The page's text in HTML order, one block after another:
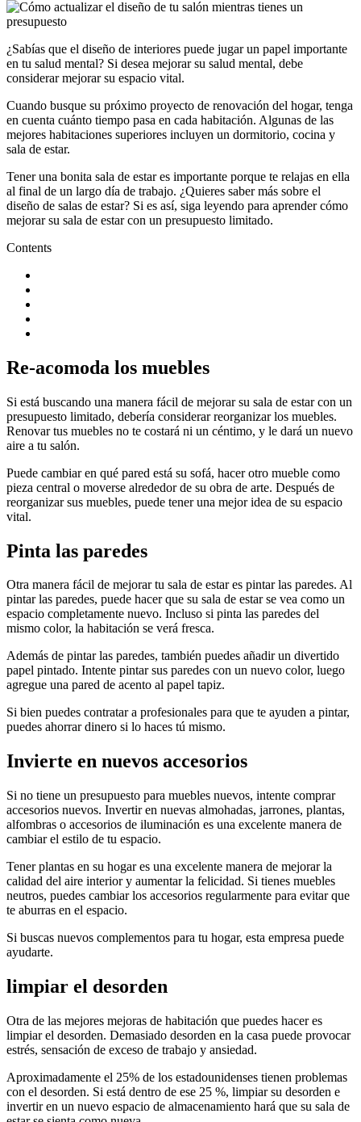
¿Sabías que el diseño de interiores puede jugar un papel importante
en tu salud mental? Si desea mejorar su salud mental, debe
considerar mejorar su espacio vital.
Cuando busque su próximo proyecto de renovación del hogar, tenga
en cuenta cuánto tiempo pasa en cada habitación. Algunas de las
mejores habitaciones superiores incluyen un dormitorio, cocina y
sala de estar.
Tener una bonita sala de estar es importante porque te relajas en ella
al final de un largo día de trabajo. ¿Quieres saber más sobre el
diseño de salas de estar? Si es así, siga leyendo para aprender cómo
mejorar su sala de estar con un presupuesto limitado.
Contents
Re-acomoda los muebles
Si está buscando una manera fácil de mejorar su sala de estar con un
presupuesto limitado, debería considerar reorganizar los muebles.
Renovar tus muebles no te costará ni un céntimo, y le dará un nuevo
aire a tu salón.
Puede cambiar en qué pared está su sofá, hacer otro mueble como
pieza central o moverse alrededor de su obra de arte. Después de
reorganizar sus muebles, puede tener una mejor idea de su espacio
vital.
Pinta las paredes
Otra manera fácil de mejorar tu sala de estar es pintar las paredes. Al
pintar las paredes, puede hacer que su sala de estar se vea como un
espacio completamente nuevo. Incluso si pinta las paredes del
mismo color, la habitación se verá fresca.
Además de pintar las paredes, también puedes añadir un divertido
papel pintado. Intente pintar sus paredes con un nuevo color, luego
agregue una pared de acento al papel tapiz.
Si bien puedes contratar a profesionales para que te ayuden a pintar,
puedes ahorrar dinero si lo haces tú mismo.
Invierte en nuevos accesorios
Si no tiene un presupuesto para muebles nuevos, intente comprar
accesorios nuevos. Invertir en nuevas almohadas, jarrones, plantas,
alfombras o accesorios de iluminación es una excelente manera de
cambiar el estilo de tu espacio.
Tener plantas en su hogar es una excelente manera de mejorar la
calidad del aire interior y aumentar la felicidad. Si tienes muebles
neutros, puedes cambiar los accesorios regularmente para evitar que
te aburras en el espacio.
Si buscas nuevos complementos para tu hogar, esta empresa puede
ayudarte.
limpiar el desorden
Otra de las mejores mejoras de habitación que puedes hacer es
limpiar el desorden. Demasiado desorden en la casa puede provocar
estrés, sensación de exceso de trabajo y ansiedad.
Aproximadamente el 25% de los estadounidenses tienen problemas
con el desorden. Si está dentro de ese 25 %, limpiar su desorden e
invertir en un nuevo espacio de almacenamiento hará que su sala de